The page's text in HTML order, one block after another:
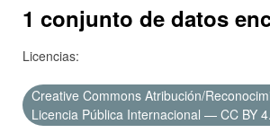
Acerca de
1 conjunto de datos
Licencias:
Creative Commons Atribución/
Licencia Pública Internacional — CC BY